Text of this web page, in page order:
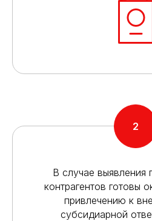
В случае выявления
контрагентов готовы
привлечению к
субсидиарной